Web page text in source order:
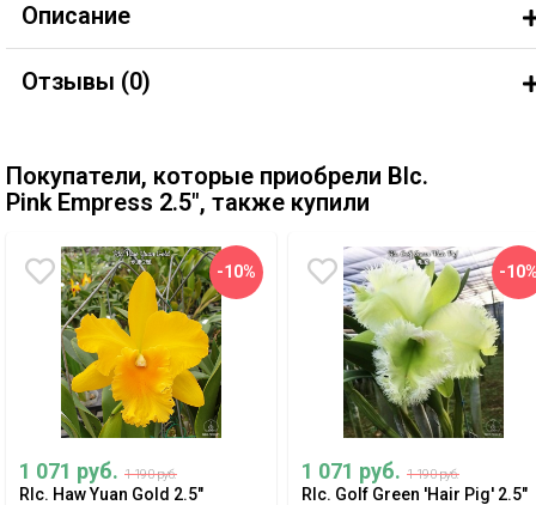
Описание
Отзывы (0)
Покупатели, которые приобрели Blc.
Pink Empress 2.5", также купили
-10%
1 071 руб. 1 190 руб.
Rlc. Haw Yuan Gold 2.5"
-
1 071 руб. 1 190 руб.
Rlc. Golf Green 'Hair Pig' 2.5"